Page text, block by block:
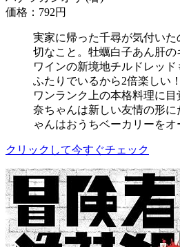
価格：792円
実家に帰った千尋が気付い
切なこと。牡蠣白子あん肝の
ワインの新境地チルドレッ
ふたりでいるから2倍楽しい
ワンランク上の本格料理に
奈ちゃんは新しい友情の形に
ゃんはおうちベーカリーをオ
クリックして今すぐチェック